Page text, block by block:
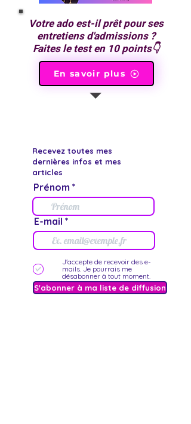
Votre ado est-il prêt pour ses
entretiens d'admissions ?
Faites le test en 10 points👇
En savoir plus
Recevez toutes mes
dernières infos et mes
articles
Prénom
E-mail
J'accepte de recevoir des e-
mails. Je pourrais me
désabonner à tout moment.
S'abonner à ma liste de diffusion